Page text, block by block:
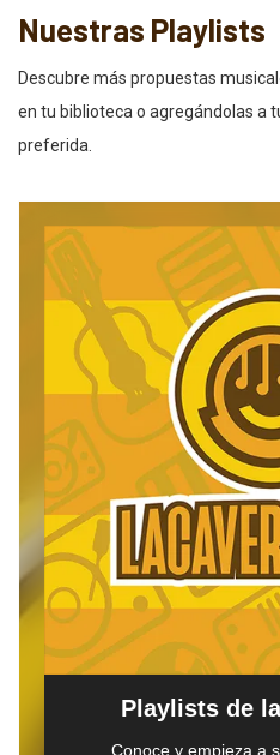
Nuestras Playlists
Descubre más propuestas
en tu biblioteca o agregándolas a
preferida.